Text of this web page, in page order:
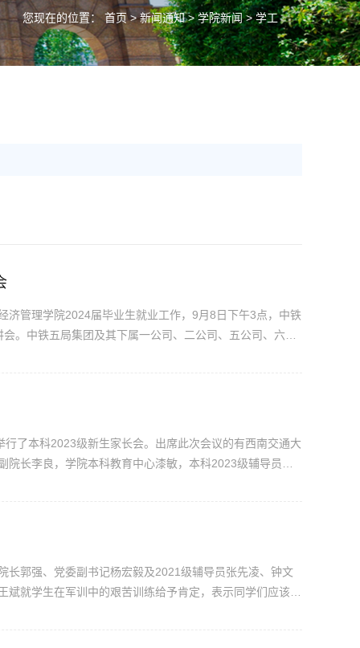
您现在的位置：首页>新闻通知>学院新闻> 学工
济管理学院2024届毕业生就业工作，9月8日下午3点，中铁
。中铁五局集团及其下属一公司、二公司、五公司、六公
了本科2023级新生家长会。出席此次会议的有西南交通大
长李良，学院本科教育中心漆敏，本科2023级辅导员王
长郭强、党委副书记杨宏毅及2021级辅导员张先凌、钟文
就学生在军训中的艰苦训练给予肯定，表示同学们应该学